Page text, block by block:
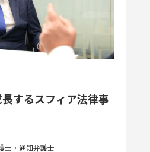
するスフィア法律事
士・通知弁護士